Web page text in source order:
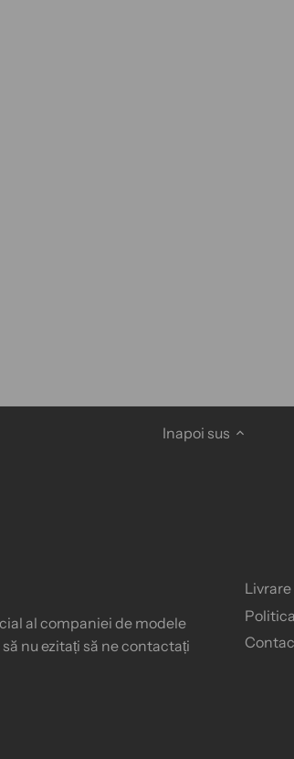
Inapoi sus
al companiei de modele
nu ezitați să ne contactați
Livrare